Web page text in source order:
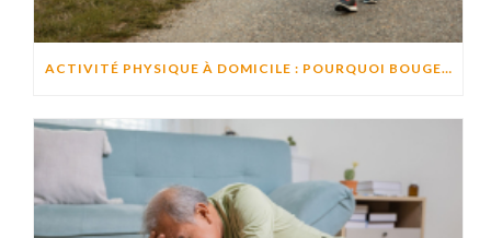
ACTIVITÉ PHYSIQUE À DOMICILE : POURQUOI BOUGER CHAQUE JOUR AIDE À PRÉSERVER L’AUTONOMIE ?